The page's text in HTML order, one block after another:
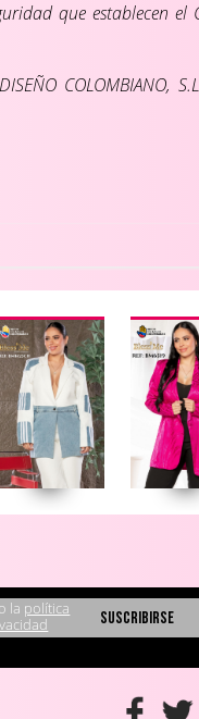
que establecen el
COLOMBIANO,
la política